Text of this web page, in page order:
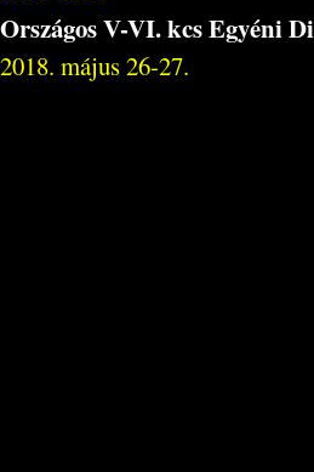
Országos V-VI. kcs Egyéni
2018. május 26-27.